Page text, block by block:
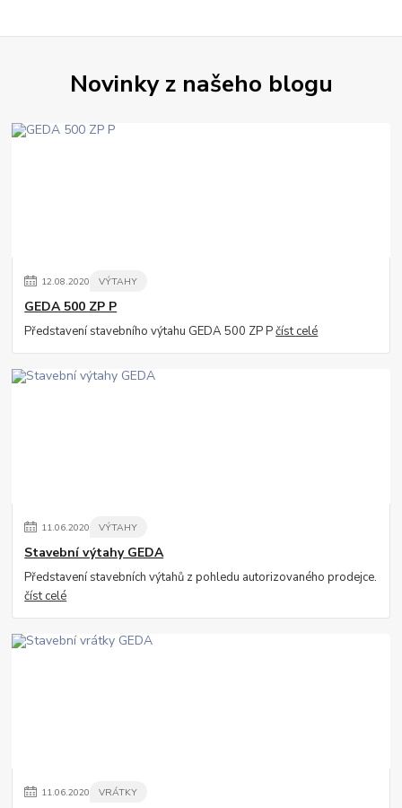
Novinky z našeho blogu
12.08.2020 VÝTAHY
GEDA 500 ZP P
Představení stavebního výtahu GEDA 500 ZP Pčíst celé
11.06.2020 VÝTAHY
Stavební výtahy GEDA
Představení stavebních výtahů z pohledu autorizovaného prodejce.
číst celé
11.06.2020 VRÁTKY